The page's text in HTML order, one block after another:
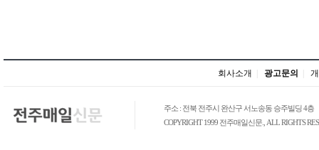
회사소개 광고문의
주소 : 전북 전주시 완산구 서노송동 승주빌딩 4층
COPYRIGHT 1999 전주매일신문., ALL RIGHTS